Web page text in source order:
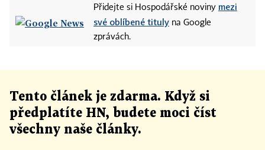
Přidejte si Hospodářské noviny mezi
své oblíbené tituly na Google
zprávách.
Tento článek je zdarma. Když si
předplatíte HN, budete moci číst
všechny naše články.